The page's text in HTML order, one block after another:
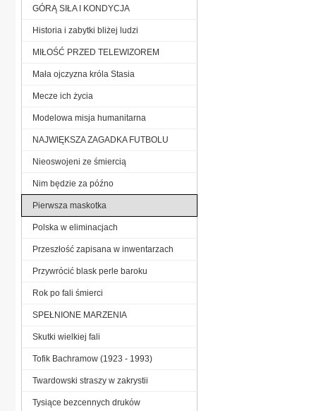
GÓRĄ SIŁA I KONDYCJA
Historia i zabytki bliżej ludzi
MIŁOŚĆ PRZED TELEWIZOREM
Mała ojczyzna króla Stasia
Mecze ich życia
Modelowa misja humanitarna
NAJWIĘKSZA ZAGADKA FUTBOLU
Nieoswojeni ze śmiercią
Nim będzie za późno
Pierwsza maskotka
Polska w eliminacjach
Przeszłość zapisana w inwentarzach
Przywrócić blask perle baroku
Rok po fali śmierci
SPEŁNIONE MARZENIA
Skutki wielkiej fali
Tofik Bachramow (1923 - 1993)
Twardowski straszy w zakrystii
Tysiące bezcennych druków